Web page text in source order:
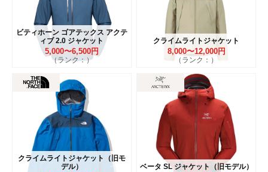
ビティホーン ゴアテックス アクテ
ィブ 2.0 ジャケット
5,000〜6,500円
（ランク：）
クライムライトジャケット
8,000〜12,000円
（ランク：）
クライムライトジャケット（旧モ
デル）
ベータ SL ジャケット（旧モデル）